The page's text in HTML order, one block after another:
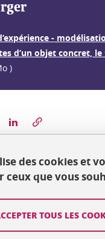
-
d’un objet concret, le
)
Partager sur Facebook
Partager sur LinkedIn
2023
2025
des cookies et
ceux que vous
TOUS LES